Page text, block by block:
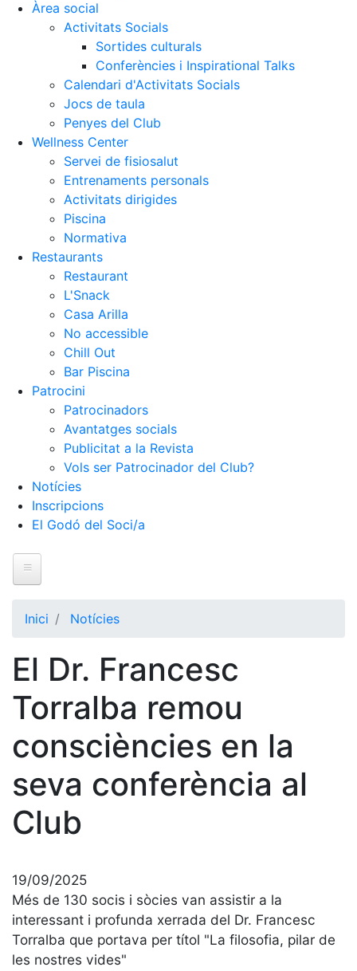
Àrea social
Activitats Socials
Sortides culturals
Conferències i Inspirational Talks
Calendari d'Activitats Socials
Jocs de taula
Penyes del Club
Wellness Center
Servei de fisiosalut
Entrenaments personals
Activitats dirigides
Piscina
Normativa
Restaurants
Restaurant
L'Snack
Casa Arilla
No accessible
Chill Out
Bar Piscina
Patrocini
Patrocinadors
Avantatges socials
Publicitat a la Revista
Vols ser Patrocinador del Club?
Notícies
Inscripcions
El Godó del Soci/a
Història
La nostra
història
Cronologia
Presidents
Organització
Junta
directiva
i comités
Estructura
executiva
Fundació
Inici Notícies
El Dr. Francesc
Torralba remou
consciències en la
seva conferència al
Club
19/09/2025
Més de 130 socis i sòcies van assistir a la
interessant i profunda xerrada del Dr. Francesc
Torralba que portava per títol "La filosofia, pilar de
les nostres vides"